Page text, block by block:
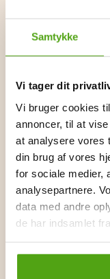
Samtykke
Vi tager dit
Vi bruger cookies
annoncer, til at
at analysere vores
din brug af vores
for sociale medier,
analysepartnere.
data med andre
de har indsamlet
underlättar för
saker och
Med hjälp av de
och bidrar till en
Byhappyme
utgör en
graverade
Genom att handla
trygg och pålitlig
kombination med
produkter